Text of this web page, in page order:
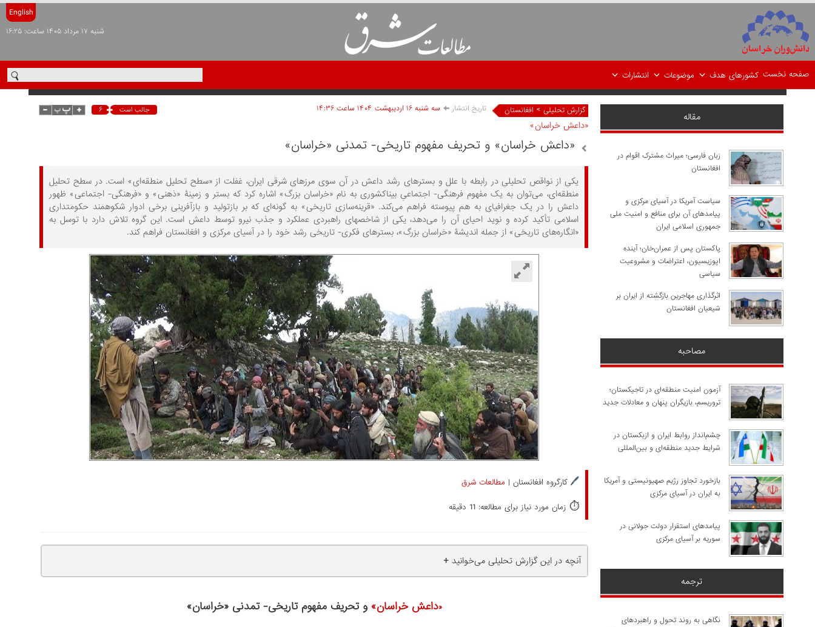
English
شنبه ۱۷ مرداد ۱۴۰۵ ساعت: ۱۶:۲۵
صفحه نخست کشورهای هدف موضوعات انتشارات
گزارش تحلیلی > افغانستان تاریخ انتشار سه شنبه ۱۶ ارديبهشت ۱۴۰۴ ساعت ۱۴:۳۶ جالب است ۶
«داعش خراسان»
«داعش خراسان» و تحریف مفهوم تاریخی- تمدنی «خراسان»
یکی از نواقص تحلیلی در رابطه با علل و بسترهای رشد داعش در آن سوی مرزهای شرقی ایران، غفلت از «سطح تحلیل منطقه‌‏ای» است. در سطح تحلیل
منطقه‌ای، می‌توان به یک مفهوم فرهنگی- اجتماعیِ بیناکشوری به نام «خراسان بزرگ» اشاره کرد که بستر و زمینۀ «ذهنی» و «فرهنگی- اجتماعی» ظهور
داعش را در یک جغرافیای به هم پیوسته فراهم می‏‌کند. «قرینه‏‌سازی تاریخی» به گونه‌‏ای که بر بازتولید و بازآفرینی برخی ادوار شکوهمند حکومت‏داری
اسلامی تأکید کرده و نوید احیای آن را می‏‌دهد، یکی از شاخص‎‏های راهبردی عملکرد و جذب نیرو توسط داعش است. این گروه تلاش دارد با توسل به
«انگاره‏‌های تاریخی» از جمله اندیشۀ «خراسان بزرگ»، بسترهای فکری- تاریخی رشد خود را در آسیای مرکزی و افغانستان فراهم کند.
🖊️ کارگروه افغانستان | مطالعات شرق
⏱️ زمان مورد نیاز برای مطالعه: 11 دقیقه
آنچه در این گزارش تحلیلی می‌خوانید+
«داعش خراسان» و تحریف مفهوم تاریخی- تمدنی «خراسان»
مقاله
زبان فارسی؛ میراث مشترک اقوام در
افغانستان
سیاست آمریکا در آسیای مرکزی و
پیامدهای آن برای منافع و امنیت ملی
جمهوری اسلامی ایران
پاکستان پس از عمران‌خان؛ آینده
اپوزیسیون، اعتراضات و مشروعیت
سیاسی
اثرگذاری مهاجرین بازگشته از ایران بر
شیعیان افغانستان
مصاحبه
آزمون امنیت منطقه‌ای در تاجیکستان؛
تروریسم، بازیگران پنهان و معادلات جدید
چشم‌انداز روابط ایران و ازبکستان در
شرایط جدید منطقه‌ای و بین‌المللی
​بازخورد تجاوز رژیم صهیونیستی و آمریکا
به ایران در آسیای مرکزی
پیامدهای استقرار دولت جولانی در
سوریه بر آسیای مرکزی
ترجمه
نگاهی به روند تحول و راهبردهای